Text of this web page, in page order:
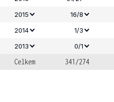
2015
16/8
2014
1/3
2013
0/1
Celkem
341/274